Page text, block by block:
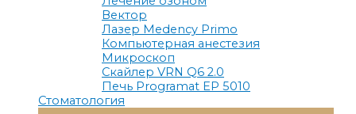
Вектор
Лазер Medency Primo
Компьютерная анестезия
Микроскоп
Скайлер VRN Q6 2.0
Печь Programat EP 5010
Стоматология